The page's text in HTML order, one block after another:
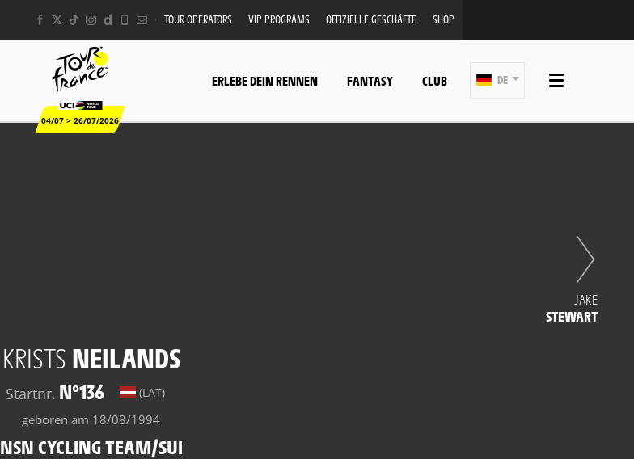
TOUR OPERATORS VIP PROGRAMS OFFIZIELLE GESCHÄFTE SHOP
04/07 > 26/07/2026
ERLEBE DEIN RENNEN FANTASY CLUB DE
KRISTS NEILANDS
Startnr. N°136 (LAT)
geboren am 18/08/1994
NSN CYCLING TEAM/SUI
JAKE
STEWART